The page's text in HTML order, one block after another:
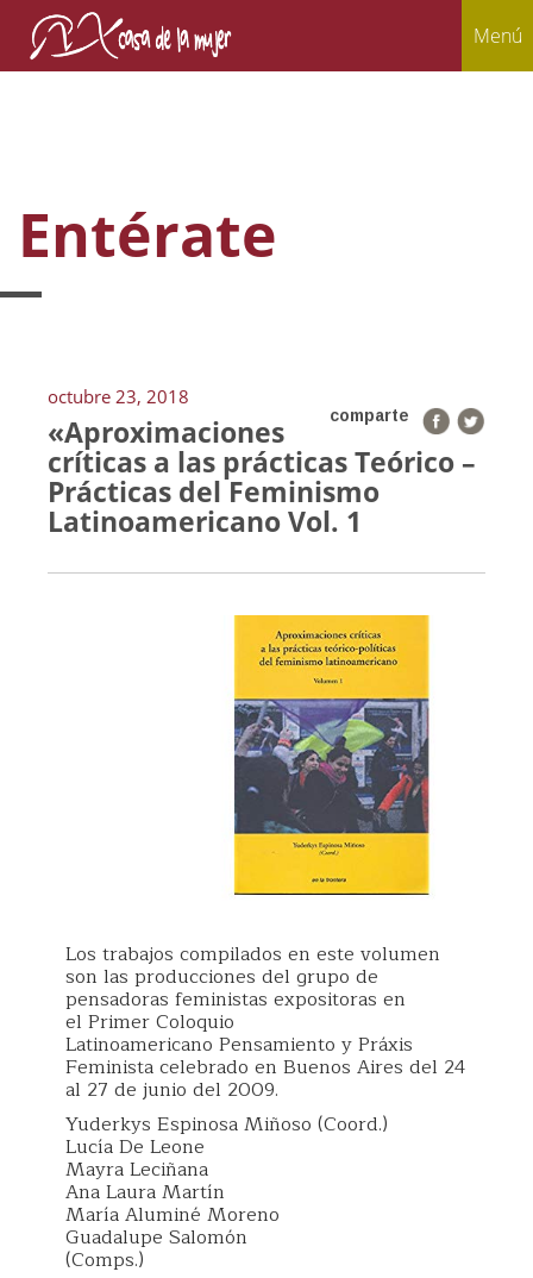
Menú
Entérate
octubre 23, 2018
comparte
«Aproximaciones
críticas a las prácticas Teórico –
Prácticas del Feminismo
Latinoamericano Vol. 1
Los trabajos compilados en este volumen
son las producciones del grupo de
pensadoras feministas expositoras en
el Primer Coloquio
Latinoamericano Pensamiento y Práxis
Feminista celebrado en Buenos Aires del 24
al 27 de junio del 2009.
Yuderkys Espinosa Miñoso (Coord.)
Lucía De Leone
Mayra Leciñana
Ana Laura Martín
María Aluminé Moreno
Guadalupe Salomón
(Comps.)